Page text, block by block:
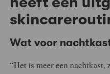
Wat voor
“Het is meer een nachtkast,